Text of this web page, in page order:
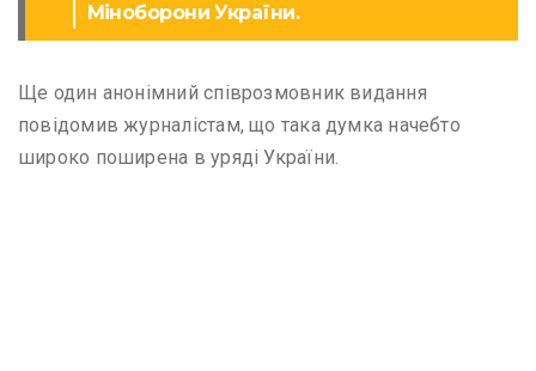
Міноборони України.
Ще один анонімний співрозмовник видання
повідомив журналістам, що така думка начебто
широко поширена в уряді України.